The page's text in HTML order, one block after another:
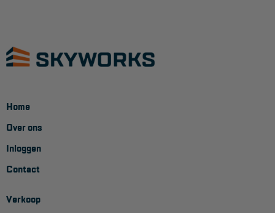
Home
Over ons
Inloggen
Contact
Verkoop